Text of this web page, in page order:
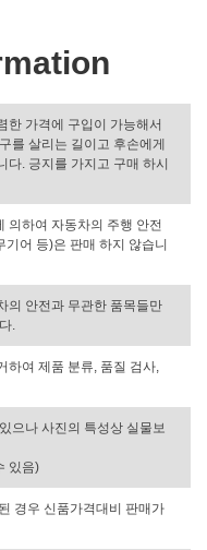
한 가격에 구입이 가능해서
를 살리는 길이고 후손에게
. 긍지를 가지고 구매 하시
의하여 자동차의 주행 안전
어 등)은 판매 하지 않습니
의 안전과 무관한 품목들만
.
하여 제품 분류, 품질 검사,
으나 사진의 특성상 실물보
있음)
경우 신품가격대비 판매가